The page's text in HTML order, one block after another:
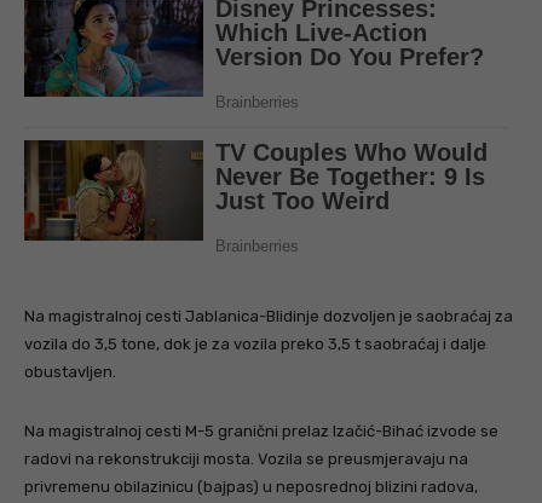
Na magistralnoj cesti Jablanica-Blidinje dozvoljen je saobraćaj za
vozila do 3,5 tone, dok je za vozila preko 3,5 t saobraćaj i dalje
obustavljen.
Na magistralnoj cesti M-5 granični prelaz Izačić-Bihać izvode se
radovi na rekonstrukciji mosta. Vozila se preusmjeravaju na
privremenu obilazinicu (bajpas) u neposrednoj blizini radova,